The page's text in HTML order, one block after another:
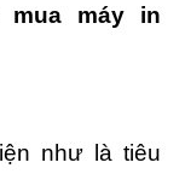
mua máy in
như là tiêu